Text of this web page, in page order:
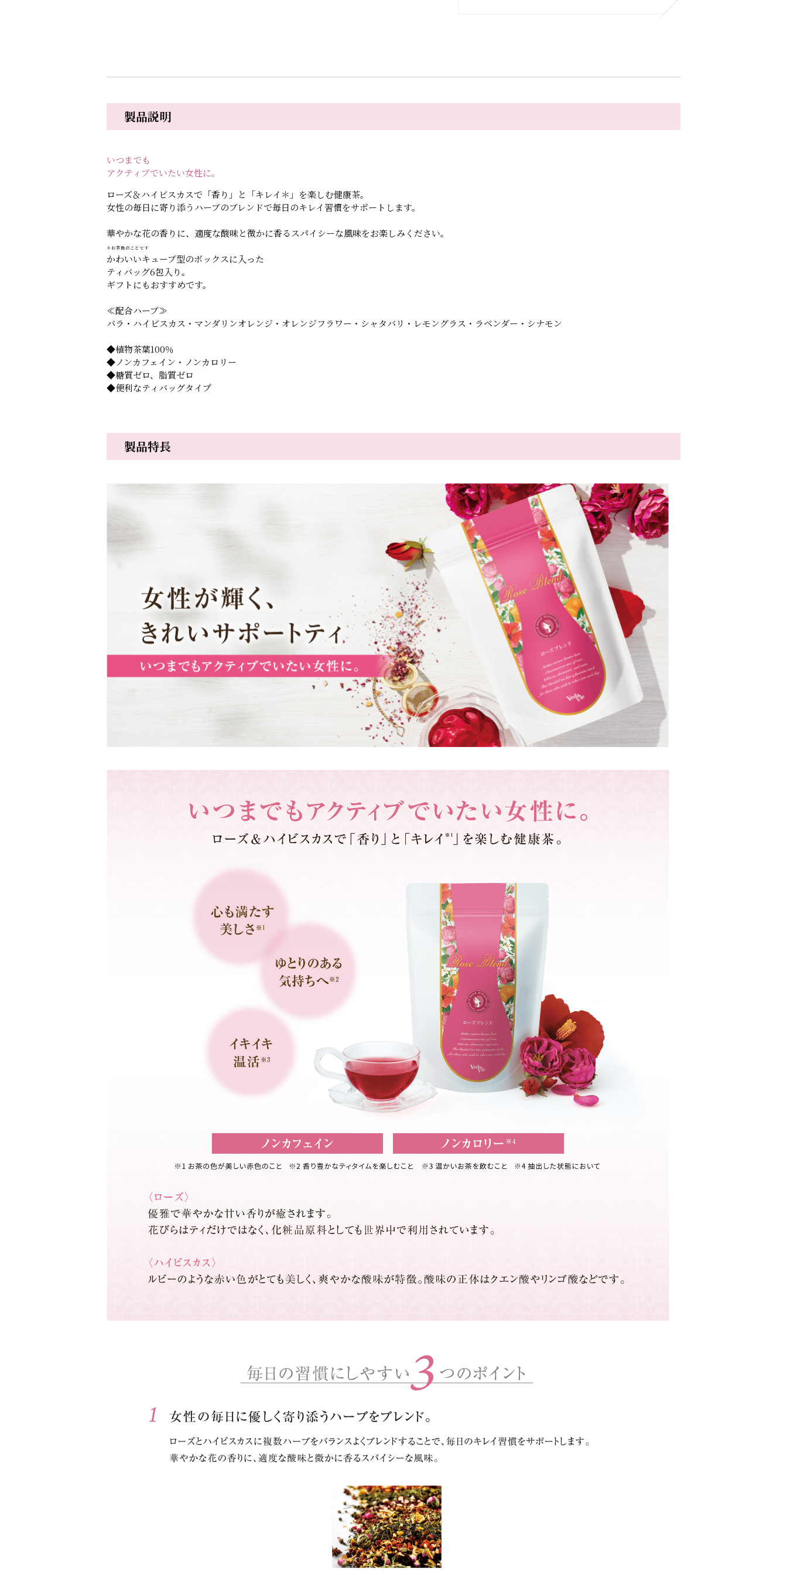
製品説明
いつまでも
アクティブでいたい女性に。
ローズ＆ハイビスカスで「香り」と「キレイ＊」を楽しむ健康茶。
女性の毎日に寄り添うハーブのブレンドで毎日のキレイ習慣をサポートします。
華やかな花の香りに、適度な酸味と微かに香るスパイシーな風味をお楽しみください。
＊お茶色のことです
かわいいキューブ型のボックスに入った
ティバッグ6包入り。
ギフトにもおすすめです。
≪配合ハーブ≫
バラ・ハイビスカス・マンダリンオレンジ・オレンジフラワー・シャタバリ・レモングラス・ラベンダー・シナモン
◆植物茶葉100％
◆ノンカフェイン・ノンカロリー
◆糖質ゼロ、脂質ゼロ
◆便利なティバッグタイプ
製品特長